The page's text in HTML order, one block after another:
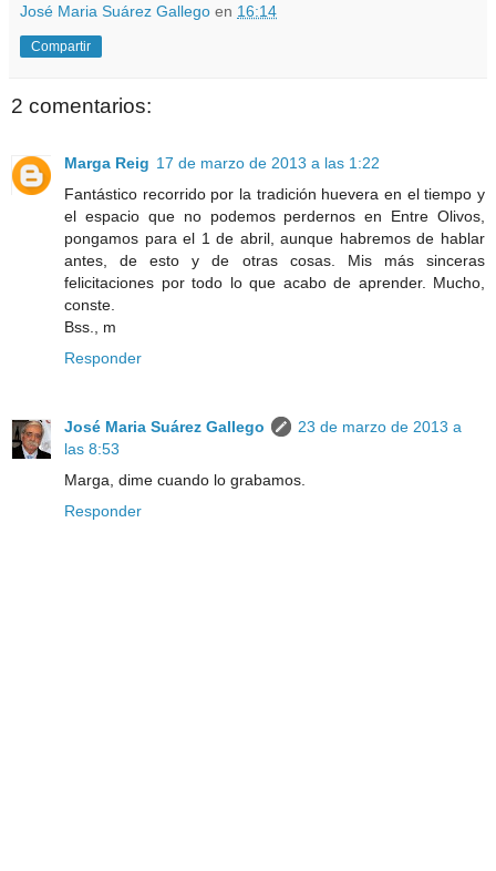
José Maria Suárez Gallego en 16:14
Compartir
2 comentarios:
Marga Reig 17 de marzo de 2013 a las 1:22
Fantástico recorrido por la tradición huevera en el tiempo y
el espacio que no podemos perdernos en Entre Olivos,
pongamos para el 1 de abril, aunque habremos de hablar
antes, de esto y de otras cosas. Mis más sinceras
felicitaciones por todo lo que acabo de aprender. Mucho,
conste.
Bss., m
Responder
José Maria Suárez Gallego
23 de marzo de 2013 a
las 8:53
Marga, dime cuando lo grabamos.
Responder